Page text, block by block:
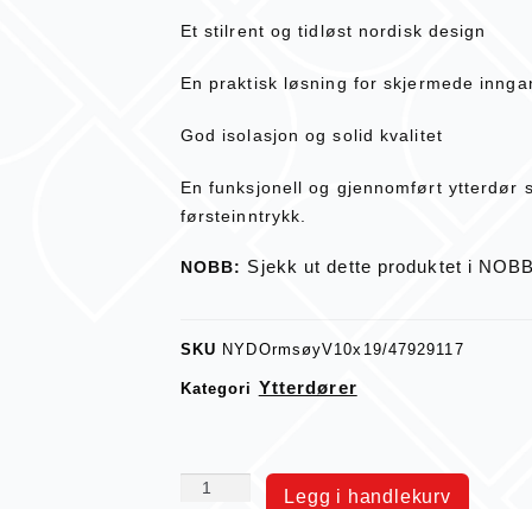
Et stilrent og tidløst nordisk design
En praktisk løsning for skjermede
God isolasjon og solid kvalitet
En funksjonell og gjennomført ytterdør
førsteinntrykk.
NOBB: Sjekk ut dette produktet i
SKU NYDOrmsøyV10x19/47929117
Kategori Ytterdører
Legg i handlekurv